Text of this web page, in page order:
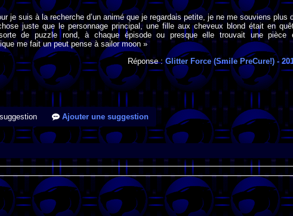
je suis à la recherche d’un animé que je regardais petite, je ne me souviens plus
juste que le personnage principal, une fille aux cheveux blond était en
de puzzle rond, à chaque épisode ou presque elle trouvait une pièce
me fait un peut pense à sailor moon »
Réponse :Glitter Force (Smile PreCure!) -
Ajouter une suggestion